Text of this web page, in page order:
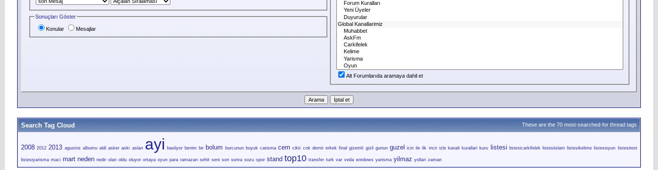
Sonuçları Göster
Konular Mesajlar
Alt Forumlarıda aramaya dahil et
These are the 70 most-searched-for thread tags
Search Tag Cloud
2008 2012 2013 agustos albumu aldi asker aski aslan ayi basliyor benim bir bolum burcunun buyuk catisma cem cikti cok demir erkek final gizemli gizli gunun guzel icin ile ilk incir izle kanali kurallari kuru listesi listesicarkifelek listesiislam listesikelime listesioyun listesitest
listesiyarisma maci mart neden nedir olan oldu oluyor ortaya oyun para ramazan sehit seni son sonra sozu spor stand top10 transfer turk var veda windows yarisma yilmaz yollari zaman